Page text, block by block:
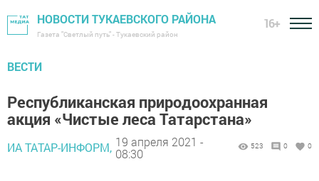
НОВОСТИ ТУКАЕВСКОГО РАЙОНА
Газета "Светлый путь" - Тукаевский район
16+
ВЕСТИ
Республиканская природоохранная
акция «Чистые леса Татарстана»
ИА ТАТАР-ИНФОРМ, 19 апреля 2021 -
08:30
523 0 0